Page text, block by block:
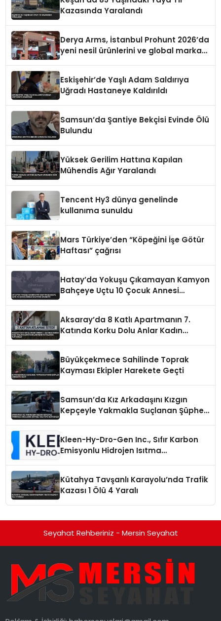
Kazasında Yaralandı
Derya Arms, İstanbul Prohunt 2026’da
yeni nesil ürünlerini ve global marka
Eskişehir’de Yaşlı Adam Saldırıya
Uğradı Hastaneye Kaldırıldı
Samsun’da Şantiye Bekçisi Evinde Ölü
Bulundu
Yüksek Gerilim Hattına Kapılan
Mühendis Ağır Yaralandı
Tencent Hy3 dünya genelinde
kullanıma sunuldu
Mars Türkiye’den “Köpeğini İşe Götür
Haftası” çağrısı
Hatay’da Yokuşu Çıkamayan Kamyon
Bahçeye Uçtu 10 Çocuk Annesi
Aksaray’da 8 Katlı Apartmanın 7.
Katında Korku Dolu Anlar Kadın
Büyükçekmece Sahilinde Toprak
Kayması Ekipler Harekete Geçti
Samsun’da Kız Arkadaşını Kızgın
Kepçeyle Yakmakla Suçlanan Şüpheli
Kleen-Hy-Dro-Gen Inc., Sıfır Karbon
Emisyonlu Hidrojen Isıtma
Kütahya Tavşanlı Karayolu’nda Trafik
Kazası 1 Ölü 4 Yaralı
Seyahat Rehberiniz - Mersin Seyahat